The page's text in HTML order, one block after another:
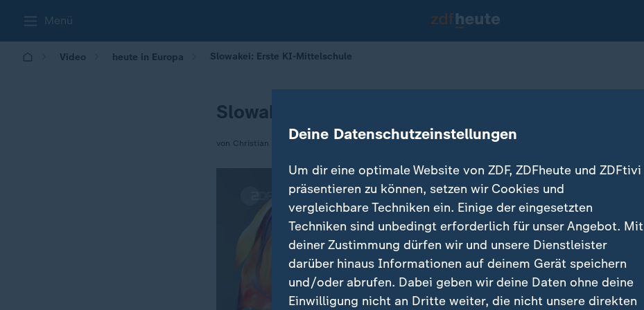
Menü
Video heute in Europa Slowakei: Erste KI-Mittelschule
Slowakei: Erste KI-Mittelschule
von Christian von RechenbergDeine Datenschutzeinstellungen
Um dir eine optimale Website von ZDF, ZDFheute und ZDFtivi
präsentieren zu können, setzen wir Cookies und
vergleichbare Techniken ein. Einige der eingesetzten
Techniken sind unbedingt erforderlich für unser Angebot. Mit
deiner Zustimmung dürfen wir und unsere Dienstleister
darüber hinaus Informationen auf deinem Gerät speichern
und/oder abrufen. Dabei geben wir deine Daten ohne deine
Einwilligung nicht an Dritte weiter, die nicht unsere direkten